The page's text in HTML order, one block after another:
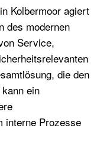
in Kolbermoor agiert
des modernen
Service,
die den
ein
interne Prozesse